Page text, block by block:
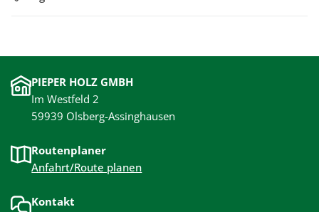
PIEPER HOLZ GMBH
Im Westfeld 2
59939 Olsberg-Assinghausen
Routenplaner
Anfahrt/Route planen
Kontakt